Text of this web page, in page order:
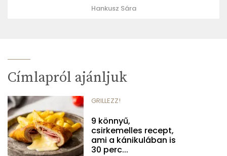
Hankusz Sára
Címlapról ajánljuk
GRILLEZZ!
9 könnyű,
csirkemelles recept,
ami a kánikulában is
30 perc...